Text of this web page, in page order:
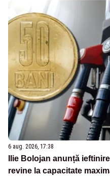
6 aug. 2026, 17:38
Ilie Bolojan anunță
revine la capacitate